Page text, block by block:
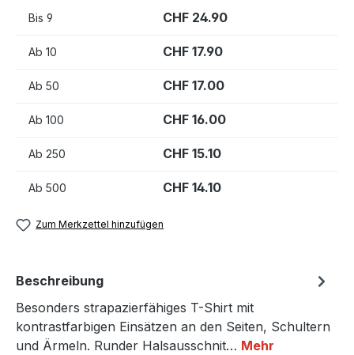
Bis 9 CHF 24.90
Ab 10 CHF 17.90
Ab 50 CHF 17.00
Ab 100 CHF 16.00
Ab 250 CHF 15.10
Ab 500 CHF 14.10
Zum Merkzettel hinzufügen
Beschreibung
Besonders strapazierfähiges T-Shirt mit
kontrastfarbigen Einsätzen an den Seiten, Schultern
und Ärmeln. Runder Halsausschnit… Mehr